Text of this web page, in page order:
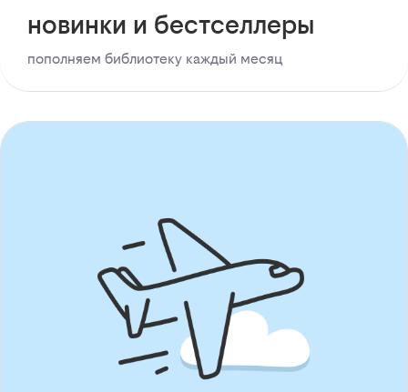
новинки и бестселлеры
пополняем библиотеку каждый месяц